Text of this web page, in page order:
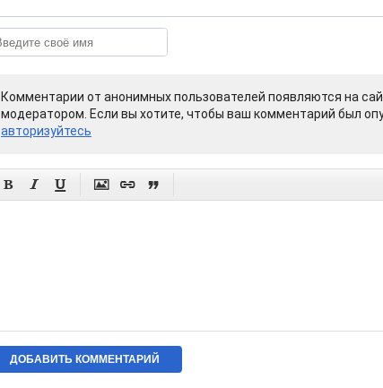
Комментарии от анонимных пользователей появляются на
модератором. Если вы хотите, чтобы ваш комментарий был
авторизуйтесь
     